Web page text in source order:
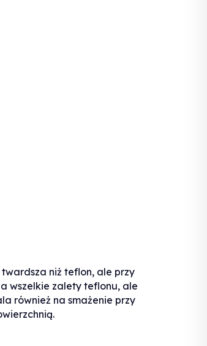
niż teflon, ale przy
wszelkie zalety teflonu, ale
również na smażenie przy